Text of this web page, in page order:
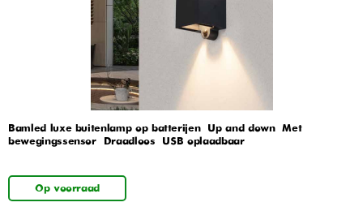
Bamled luxe buitenlamp op batterijen – Up and down – Met
bewegingssensor – Draadloos – USB oplaadbaar
Op voorraad